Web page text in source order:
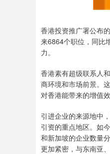
香港投资推广署公布
来6864个职位，同比
力。
香港素有超级联系人
商环境和市场前景。
对香港能带来的增值
引进企业的来源地中
引资的重点地区。如
和新加坡的企业数量
更加紧密，与东南亚